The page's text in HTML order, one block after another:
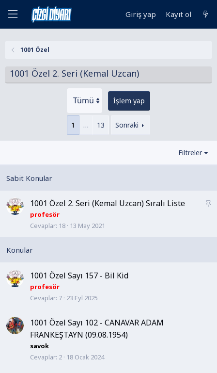
Giriş yap Kayıt ol
1001 Özel
1001 Özel 2. Seri (Kemal Uzcan)
İşlem yap
1 … 13 Sonraki
Filtreler
S
1001 Özel 2. Seri (Kemal Uzcan) Sıralı Liste
profesör
Cevaplar 18 13 May 2021
1001 Özel Sayı 157 - Bil Kid
profesör
Cevaplar 7 23 Eyl 2025
1001 Özel Sayı 102 - CANAVAR ADAM
FRANKEŞTAYN (09.08.1954)
savok
Cevaplar 2 18 Ocak 2024